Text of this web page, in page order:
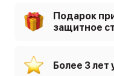
Подарок
защитное
Более 3